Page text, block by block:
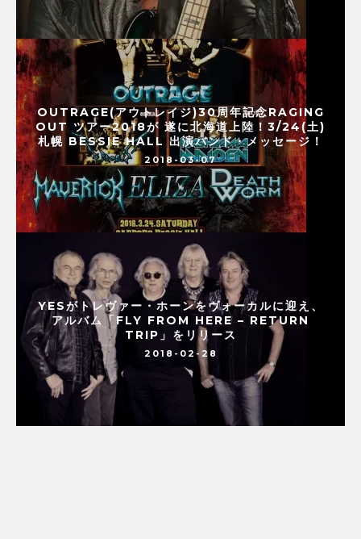
OUTRAGE(アウトレイジ)30周年記念RAGING
OUT ツアー2018が 遂に北海道上陸！3/24(土)
札幌 BESSIE HALL 出演バンド・メッセージ！
2018-03-07
YESがトレヴァー・ホーンをヴォーカルに迎え、
アルバム「FLY FROM HERE – RETURN
TRIP」をリリース
2018-02-28